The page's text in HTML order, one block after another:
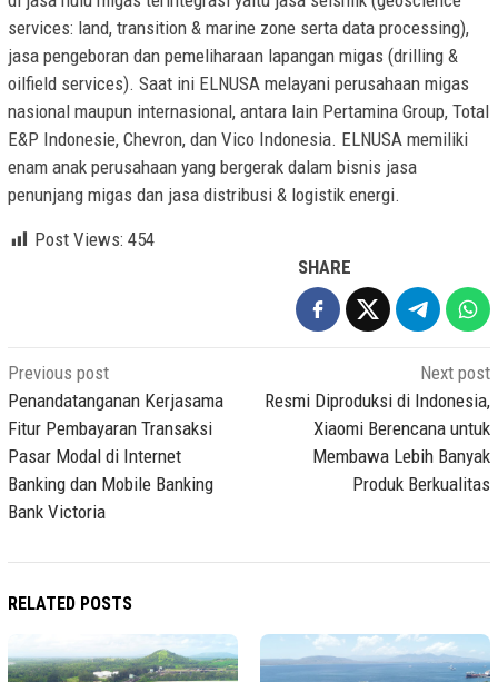
services: land, transition & marine zone serta data processing),
jasa pengeboran dan pemeliharaan lapangan migas (drilling &
oilfield services). Saat ini ELNUSA melayani perusahaan migas
nasional maupun internasional, antara lain Pertamina Group, Total
E&P Indonesie, Chevron, dan Vico Indonesia. ELNUSA memiliki
enam anak perusahaan yang bergerak dalam bisnis jasa
penunjang migas dan jasa distribusi & logistik energi.
Post Views: 454
SHARE
Post
navigation
Previous post
Penandatanganan Kerjasama
Fitur Pembayaran Transaksi
Pasar Modal di Internet
Banking dan Mobile Banking
Bank Victoria
Next post
Resmi Diproduksi di Indonesia,
Xiaomi Berencana untuk
Membawa Lebih Banyak
Produk Berkualitas
RELATED POSTS